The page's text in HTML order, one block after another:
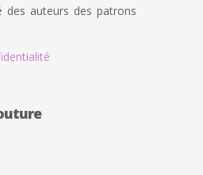
des auteurs des patrons